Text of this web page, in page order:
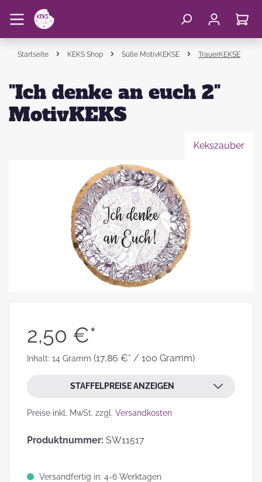
Startseite KEKS Shop Süße MotivKEKSE TrauerKEKSE
"Ich denke an euch 2"
MotivKEKS
Kekszauber
2,50 €*
Inhalt: 14 Gramm (17,86 €* / 100 Gramm)
STAFFELPREISE ANZEIGEN
Preise inkl. MwSt. zzgl. Versandkosten
Produktnummer: SW11517
Versandfertig in: 4-6 Werktagen